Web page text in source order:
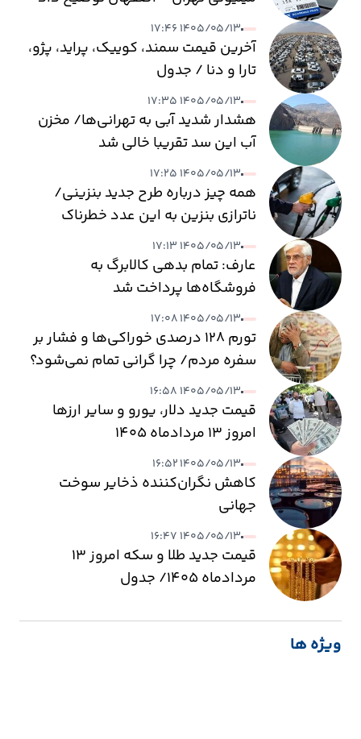
۱۴۰۵/۰۵/۱۳ ۱۷:۴۶
آخرین قیمت سمند، کوییک، پراید، پژو،
تارا و دنا / جدول
۱۴۰۵/۰۵/۱۳ ۱۷:۳۵
هشدار شدید آبی به تهرانی‌ها/ مخزن
آب این سد تقریبا خالی شد
۱۴۰۵/۰۵/۱۳ ۱۷:۲۵
همه چیز درباره طرح جدید بنزینی/
ناترازی بنزین به این عدد خطرناک
می‌رسد
۱۴۰۵/۰۵/۱۳ ۱۷:۱۳
عارف: تمام بدهی کالابرگ به
فروشگاه‌ها پرداخت شد
۱۴۰۵/۰۵/۱۳ ۱۷:۰۸
تورم ۱۲۸ درصدی خوراکی‌ها و فشار بر
سفره مردم/ چرا گرانی تمام نمی‌شود؟
۱۴۰۵/۰۵/۱۳ ۱۶:۵۸
قیمت جدید دلار، یورو و سایر ارزها
امروز ۱۳ مردادماه ۱۴۰۵
۱۴۰۵/۰۵/۱۳ ۱۶:۵۲
کاهش نگران‌کننده ذخایر سوخت
جهانی
۱۴۰۵/۰۵/۱۳ ۱۶:۴۷
قیمت جدید طلا و سکه امروز ۱۳
مردادماه ۱۴۰۵/ جدول
ویژه ها